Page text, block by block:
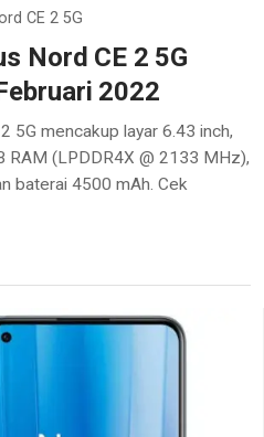
CE 2 5G
Nord CE 2 5G
2022
5G mencakup layar 6.43 inch,
(LPDDR4X @ 2133 MHz),
baterai 4500 mAh. Cek